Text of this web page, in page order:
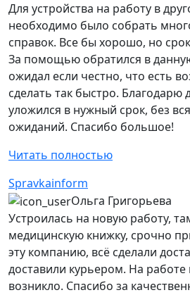
Для устройства на работу в
необходимо было собрать
справок. Все бы хорошо, но
За помощью обратился в
ожидал если честно, что есть
сделать так быстро.
уложился в нужный срок, без
ожиданий. Спасибо большое!
Читать полностью
Spravkainform
Ольга Григорьева
Устроилась на новую работу,
медицинскую книжку, срочно
эту компанию, всё сделали
доставили курьером. На
возникло. Спасибо за